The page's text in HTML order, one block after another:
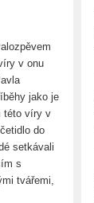
v onu
jako je
této víry v
do
setkávali
s
tvářemi,